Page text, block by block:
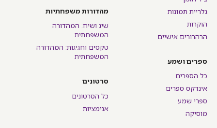
גלריית תמונות
הוקרות
הרהרורים אישיים
ספרים ושמע
כל הספרים
אינדקס ספרים
ספרי שמע
מוסיקה
מהדורות משפחתיות
שיג ושיח: המהדורה
המשפחתית
טקסים וחגיגות: המהדורה
המשפחתית
סרטונים
כל הסרטונים
אנימציות